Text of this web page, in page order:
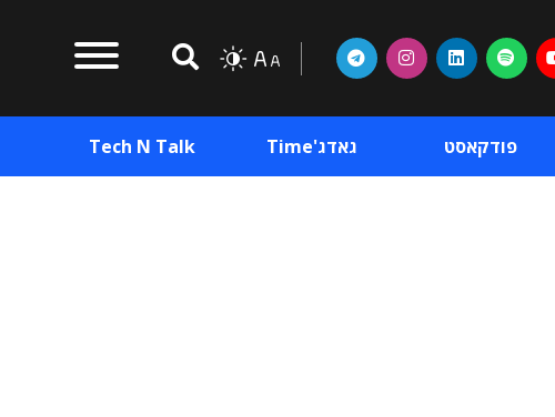
פודקאסט גאדג'Time Tech N Talk